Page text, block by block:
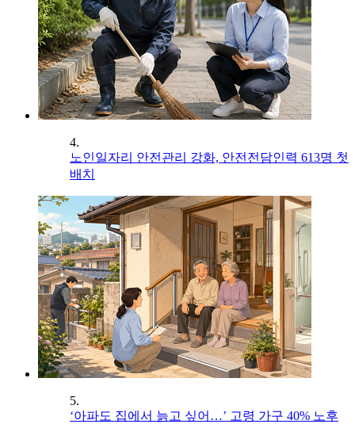
4.
노인일자리 안전관리 강화, 안전전담인력 613명 첫
배치
5.
‘아파도 집에서 늙고 싶어…’ 고령 가구 40% 노후